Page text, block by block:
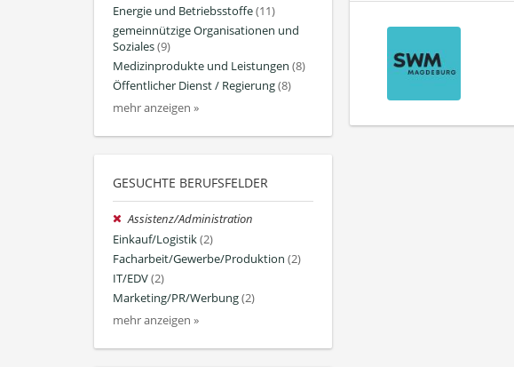
Energie und Betriebsstoffe(11)
gemeinnützige Organisationen und
Soziales(9)
Medizinprodukte und Leistungen (8)
Öffentlicher Dienst / Regierung(8)
mehr anzeigen »
GESUCHTE BERUFSFELDER
Assistenz/Administration
Einkauf/Logistik(2)
Facharbeit/Gewerbe/Produktion (2)
IT/EDV(2)
Marketing/PR/Werbung(2)
mehr anzeigen »